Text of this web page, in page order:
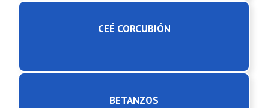
CEÉ CORCUBIÓN
BETANZOS